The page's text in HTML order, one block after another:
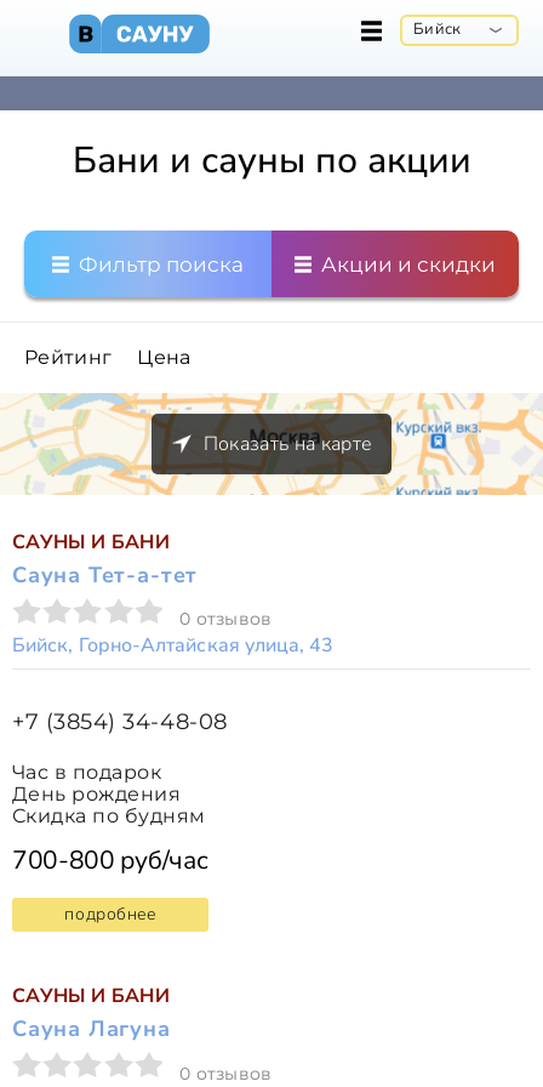
Бийск
Бани и сауны по акции
Фильтр поиска Акции и скидки
Рейтинг Цена
Показать на карте
САУНЫ И БАНИ
Сауна Тет-а-тет
0 отзывов
Бийск, Горно-Алтайская улица, 43
+7 (3854) 34-48-08
Час в подарок
День рождения
Скидка по будням
700-800 руб/час
подробнее
САУНЫ И БАНИ
Сауна Лагуна
0 отзывов